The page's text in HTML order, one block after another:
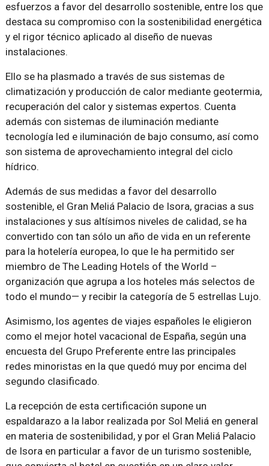
esfuerzos a favor del desarrollo sostenible, entre los que
destaca su compromiso con la sostenibilidad energética
y el rigor técnico aplicado al diseño de nuevas
instalaciones.
Ello se ha plasmado a través de sus sistemas de
climatización y producción de calor mediante geotermia,
recuperación del calor y sistemas expertos. Cuenta
además con sistemas de iluminación mediante
tecnología led e iluminación de bajo consumo, así como
son sistema de aprovechamiento integral del ciclo
hídrico.
Además de sus medidas a favor del desarrollo
sostenible, el Gran Meliá Palacio de Isora, gracias a sus
instalaciones y sus altísimos niveles de calidad, se ha
convertido con tan sólo un año de vida en un referente
para la hotelería europea, lo que le ha permitido ser
miembro de The Leading Hotels of the World –
organización que agrupa a los hoteles más selectos de
todo el mundo— y recibir la categoría de 5 estrellas Lujo.
Asimismo, los agentes de viajes españoles le eligieron
como el mejor hotel vacacional de España, según una
encuesta del Grupo Preferente entre las principales
redes minoristas en la que quedó muy por encima del
segundo clasificado.
La recepción de esta certificación supone un
espaldarazo a la labor realizada por Sol Meliá en general
en materia de sostenibilidad, y por el Gran Meliá Palacio
de Isora en particular a favor de un turismo sostenible,